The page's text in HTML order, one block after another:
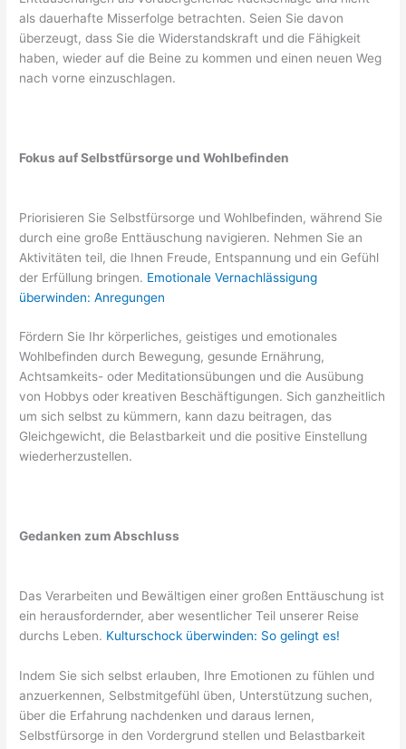
als dauerhafte Misserfolge betrachten. Seien Sie davon
überzeugt, dass Sie die Widerstandskraft und die Fähigkeit
haben, wieder auf die Beine zu kommen und einen neuen Weg
nach vorne einzuschlagen.
Fokus auf Selbstfürsorge und Wohlbefinden
Priorisieren Sie Selbstfürsorge und Wohlbefinden, während Sie
durch eine große Enttäuschung navigieren. Nehmen Sie an
Aktivitäten teil, die Ihnen Freude, Entspannung und ein Gefühl
der Erfüllung bringen. Emotionale Vernachlässigung
überwinden: Anregungen
Fördern Sie Ihr körperliches, geistiges und emotionales
Wohlbefinden durch Bewegung, gesunde Ernährung,
Achtsamkeits- oder Meditationsübungen und die Ausübung
von Hobbys oder kreativen Beschäftigungen. Sich ganzheitlich
um sich selbst zu kümmern, kann dazu beitragen, das
Gleichgewicht, die Belastbarkeit und die positive Einstellung
wiederherzustellen.
Gedanken zum Abschluss
Das Verarbeiten und Bewältigen einer großen Enttäuschung ist
ein herausfordernder, aber wesentlicher Teil unserer Reise
durchs Leben. Kulturschock überwinden: So gelingt es!
Indem Sie sich selbst erlauben, Ihre Emotionen zu fühlen und
anzuerkennen, Selbstmitgefühl üben, Unterstützung suchen,
über die Erfahrung nachdenken und daraus lernen,
Selbstfürsorge in den Vordergrund stellen und Belastbarkeit